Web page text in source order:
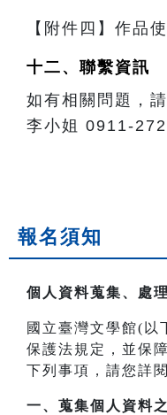
【附件四】作品
十二、聯繫資訊
如有相關問題，
李小姐 0911-
報名須知
個人資料蒐集、處
國立臺灣文學館(以
保護法規定，並保
下列事項，請您詳閱
一、 蒐集個人資料